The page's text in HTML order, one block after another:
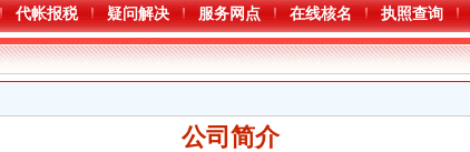
代帐报税 疑问解决 服务网点 在线核名 执照查询
公司简介